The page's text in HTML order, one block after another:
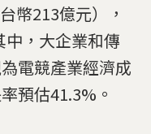
幣213億元），
，大企業和傳
電競產業經濟成
預估41.3%。